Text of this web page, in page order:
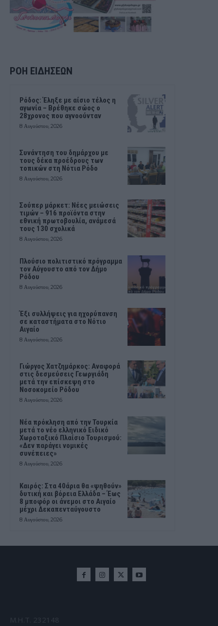
ΡΟΗ ΕΙΔΗΣΕΩΝ
Ρόδος: Έληξε με αίσιο τέλος η
αγωνία – Βρέθηκε σώος ο
28χρονος που αγνοούνταν
8 Αυγούστου, 2026
Συνάντηση του δημάρχου με
τους δέκα προέδρους των
τοπικών στη Νότια Ρόδο
8 Αυγούστου, 2026
Σούπερ μάρκετ: Νέες μειώσεις
τιμών – 916 προϊόντα στην
εθνική πρωτοβουλία, ανάμεσά
τους 130 σχολικά
8 Αυγούστου, 2026
Πλούσιο πολιτιστικό πρόγραμμα
τον Αύγουστο από τον Δήμο
Ρόδου
8 Αυγούστου, 2026
Έξι συλλήψεις για ηχορύπανση
σε καταστήματα στο Νότιο
Αιγαίο
8 Αυγούστου, 2026
Γιώργος Χατζημάρκος: Αναφορά
στις δεσμεύσεις Γεωργιάδη
μετά την επίσκεψη στο
Νοσοκομείο Ρόδου
8 Αυγούστου, 2026
Νέα πρόκληση από την Τουρκία
μετά το νέο ελληνικό Ειδικό
Χωροταξικό Πλαίσιο Τουρισμού:
«Δεν παράγει νομικές
συνέπειες»
8 Αυγούστου, 2026
Καιρός: Στα 40άρια θα «ψηθούν»
δυτική και βόρεια Ελλάδα – Έως
8 μποφόρ οι άνεμοι στο Αιγαίο
μέχρι Δεκαπενταύγουστο
8 Αυγούστου, 2026
Μ.Η.Τ. 232148